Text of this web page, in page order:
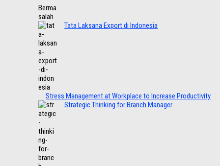
Tata Laksana Export di Indonesia
Stress Management at Workplace to Increase Productivity
Strategic Thinking for Branch Manager